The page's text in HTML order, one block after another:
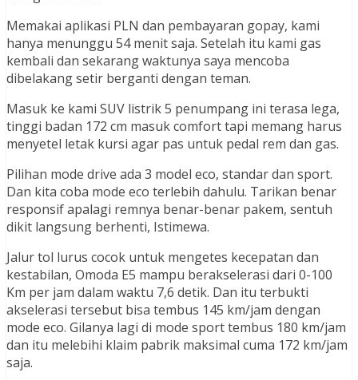
Memakai aplikasi PLN dan pembayaran gopay, kami
hanya menunggu 54 menit saja. Setelah itu kami gas
kembali dan sekarang waktunya saya mencoba
dibelakang setir berganti dengan teman.
Masuk ke kami SUV listrik 5 penumpang ini terasa lega,
tinggi badan 172 cm masuk comfort tapi memang harus
menyetel letak kursi agar pas untuk pedal rem dan gas.
Pilihan mode drive ada 3 model eco, standar dan sport.
Dan kita coba mode eco terlebih dahulu. Tarikan benar
responsif apalagi remnya benar-benar pakem, sentuh
dikit langsung berhenti, Istimewa.
Jalur tol lurus cocok untuk mengetes kecepatan dan
kestabilan, Omoda E5 mampu berakselerasi dari 0-100
Km per jam dalam waktu 7,6 detik. Dan itu terbukti
akselerasi tersebut bisa tembus 145 km/jam dengan
mode eco. Gilanya lagi di mode sport tembus 180 km/jam
dan itu melebihi klaim pabrik maksimal cuma 172 km/jam
saja.